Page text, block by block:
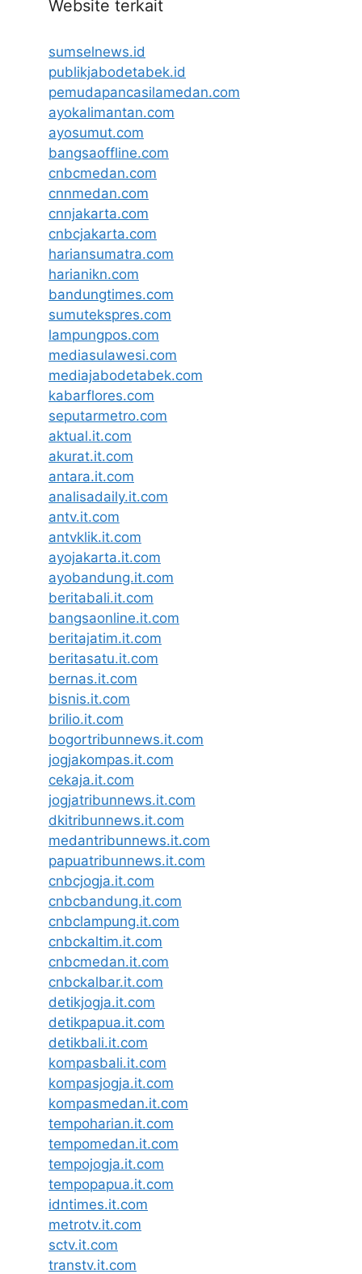
Website terkait
sumselnews.id
publikjabodetabek.id
pemudapancasilamedan.com
ayokalimantan.com
ayosumut.com
bangsaoffline.com
cnbcmedan.com
cnnmedan.com
cnnjakarta.com
cnbcjakarta.com
hariansumatra.com
harianikn.com
bandungtimes.com
sumutekspres.com
lampungpos.com
mediasulawesi.com
mediajabodetabek.com
kabarflores.com
seputarmetro.com
aktual.it.com
akurat.it.com
antara.it.com
analisadaily.it.com
antv.it.com
antvklik.it.com
ayojakarta.it.com
ayobandung.it.com
beritabali.it.com
bangsaonline.it.com
beritajatim.it.com
beritasatu.it.com
bernas.it.com
bisnis.it.com
brilio.it.com
bogortribunnews.it.com
jogjakompas.it.com
cekaja.it.com
jogjatribunnews.it.com
dkitribunnews.it.com
medantribunnews.it.com
papuatribunnews.it.com
cnbcjogja.it.com
cnbcbandung.it.com
cnbclampung.it.com
cnbckaltim.it.com
cnbcmedan.it.com
cnbckalbar.it.com
detikjogja.it.com
detikpapua.it.com
detikbali.it.com
kompasbali.it.com
kompasjogja.it.com
kompasmedan.it.com
tempoharian.it.com
tempomedan.it.com
tempojogja.it.com
tempopapua.it.com
idntimes.it.com
metrotv.it.com
sctv.it.com
transtv.it.com